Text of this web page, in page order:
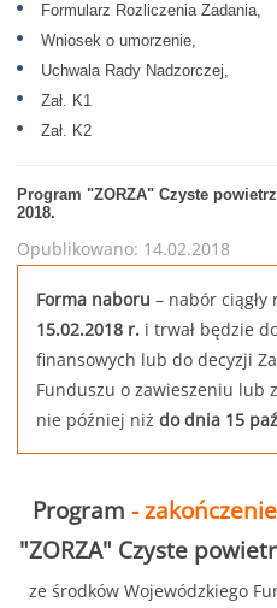
Formularz Rozliczenia Zadania,
Wniosek o umorzenie,
Uchwala Rady Nadzorczej,
Zał. K1
Zał. K2
Program "ZORZA" Czyste
2018.
Opublikowano: 14.02.2018
Forma naboru – nabór ciągły
15.02.2018 r. i trwał będzie
finansowych lub do decyzji
Funduszu o zawieszeniu lub
nie później niż do dnia 15
Program -
"ZORZA" Czyste
ze środków Wojewódzkiego